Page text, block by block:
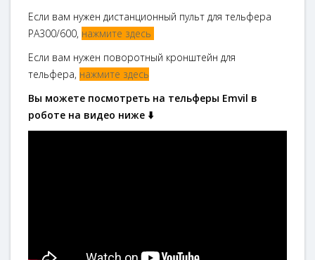
Если вам нужен дистанционный пульт для тельфера
РА300/600, нажмите здесь
Если вам нужен поворотный кронштейн для
тельфера, нажмите здесь
Вы можете посмотреть на тельферы Emvil в
роботе на видео ниже ⬇️